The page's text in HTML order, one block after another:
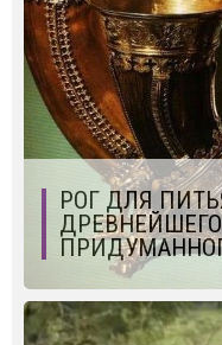
РОГ ДЛЯ